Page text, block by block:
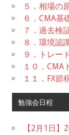
５．相場の
６．CMA基
７．過去検
８．環境認
９．トレー
１０．CMA
１１．FX節
勉強会日程
【2月1日】